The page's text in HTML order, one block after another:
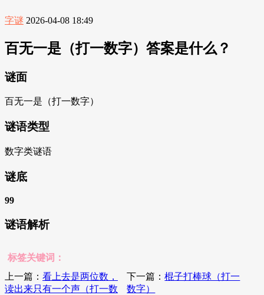
字谜 2026-04-08 18:49
百无一是（打一数字）答案是什么？
谜面
百无一是（打一数字）
谜语类型
数字类谜语
谜底
99
谜语解析
标签关键词：
上一篇： 看上去是两位数，
读出来只有一个声（打一数
下一篇：棍子打棒球（打一
数字）